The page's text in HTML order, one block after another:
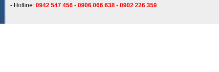
- Hotline: 0942 547 456 - 0906 066 638 - 0902 226 359